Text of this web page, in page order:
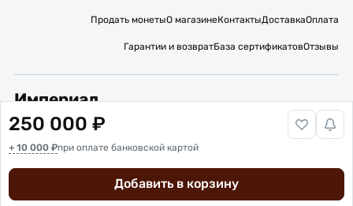
250 000 ₽
+ 10 000 ₽при оплате банковской картой
Добавить в корзину
Продать монетыО магазинеКонтактыДоставкаОплата
Гарантии и возвратБаза сертификатовОтзывы
Империал
Подписывайтесь на нас:
Вакансии
Политика обработки персональных данных
© 2016 – 2026 ИП Титов Александр Михайлович